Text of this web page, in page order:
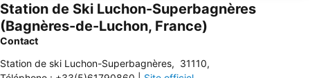
Station de Ski Luchon-Superbagnères
(Bagnères-de-Luchon, France)
Contact
Station de ski Luchon-Superbagnères, 31110,